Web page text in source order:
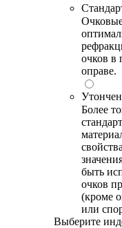
очков в
оправе.
Более
быть
очков
(кроме
или
Выберите